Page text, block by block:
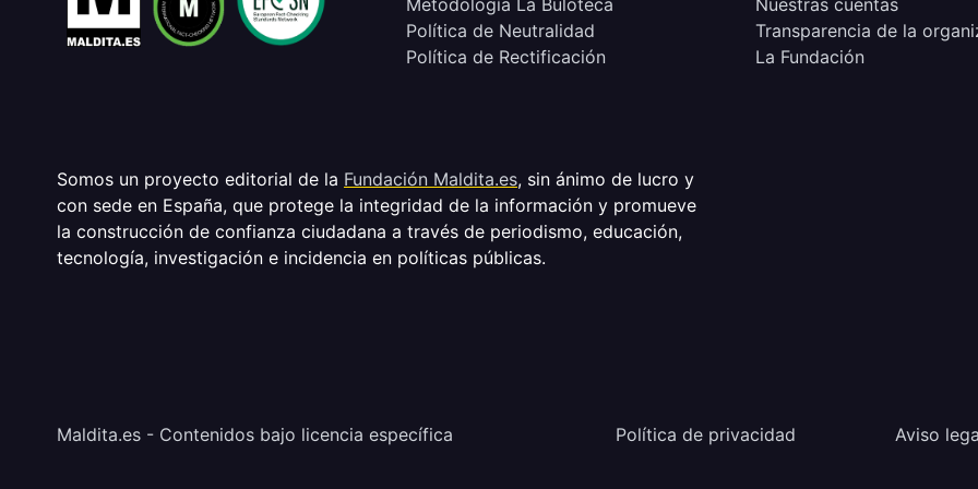
Metodología La Buloteca
Política de Neutralidad
Política de Rectificación
Nuestras cuentas
Transparencia de la
La Fundación
Somos un proyecto editorial de la Fundación Maldita.es, sin ánimo de lucro y
con sede en España, que protege la integridad de la información y promueve
la construcción de confianza ciudadana a través de periodismo, educación,
tecnología, investigación e incidencia en políticas públicas.
Maldita.es - Contenidos bajo licencia específica Política de privacidad Aviso